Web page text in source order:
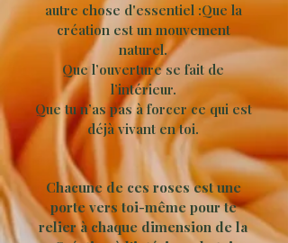
autre chose d'essentiel :Que la
création est un mouvement
naturel.
Que l’ouverture se fait de
l’intérieur.
Que tu n’as pas à forcer ce qui est
déjà vivant en toi.​​​​​​
Chacune de ces roses est une
porte vers toi-même pour te
relier à chaque dimension de la